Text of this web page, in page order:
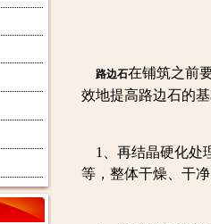
路边石在铺筑之前
效地提高路边石的
1、再结晶硬化处
等，整体干燥、干